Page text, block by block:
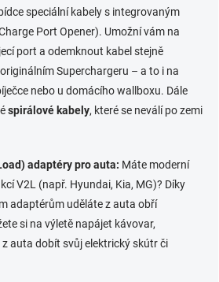
speciální kabely s integrovaným
Port Opener). Umožní vám na
port a odemknout kabel stejně
Superchargeru – a to i na
nebo u domácího wallboxu. Dále
spirálové kabely, které se neválí po zemi
adaptéry pro auta: Máte moderní
V2L (např. Hyundai, Kia, MG)? Díky
adaptérům uděláte z auta obří
si na výletě napájet kávovar,
auta dobít svůj elektrický skútr či